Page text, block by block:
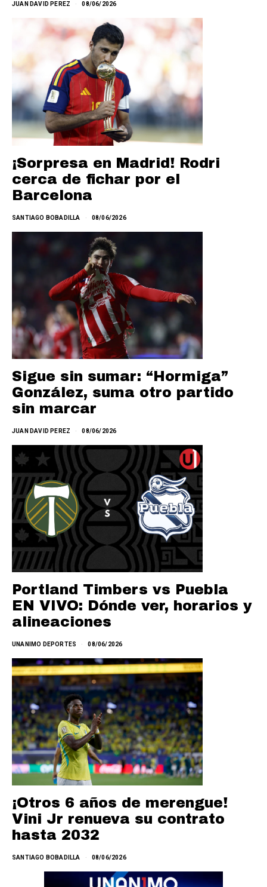
JUAN DAVID PEREZ 08/06/2026
¡Sorpresa en Madrid! Rodri
cerca de fichar por el
Barcelona
SANTIAGO BOBADILLA 08/06/2026
Sigue sin sumar: “Hormiga”
González, suma otro partido
sin marcar
JUAN DAVID PEREZ 08/06/2026
Portland Timbers vs Puebla
EN VIVO: Dónde ver, horarios y
alineaciones
UNANIMO DEPORTES 08/06/2026
¡Otros 6 años de merengue!
Vini Jr renueva su contrato
hasta 2032
SANTIAGO BOBADILLA 08/06/2026